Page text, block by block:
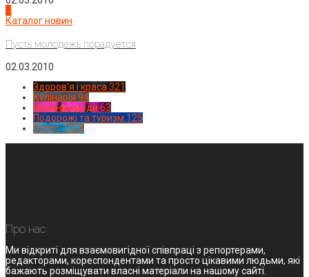
Каталог новин
Пусть молодежь порадуется
02.03.2010
Здоров'я і краса 321
Кулінарія 94
Новинки моди 63
Подорожі та туризм 125
Спорт1224
Про нас
Ми відкриті для взаємовигідної співпраці з репортерами,
редакторами, кореспондентами та просто цікавими людьми, які
бажають розміщувати власні матеріали на нашому сайті.